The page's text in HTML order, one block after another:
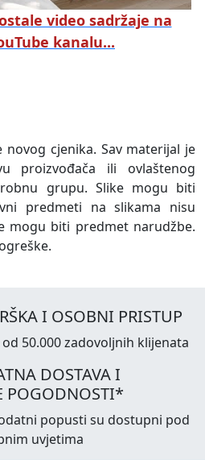
video sadržaje na
kanalu...
novog cjenika. Sav materijal je
proizvođača ili ovlaštenog
grupu. Slike mogu biti
predmeti na slikama nisu
mogu biti predmet narudžbe.
I OSOBNI PRISTUP
50.000 zadovoljnih klijenata
DOSTAVA I
POGODNOSTI*
popusti su dostupni pod
uvjetima